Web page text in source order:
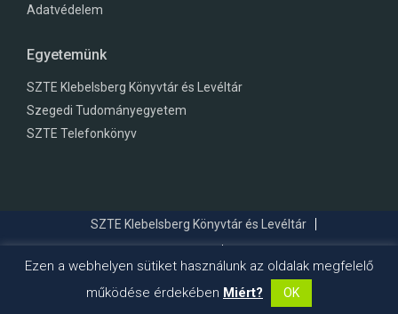
Adatvédelem
Egyetemünk
SZTE Klebelsberg Könyvtár és Levéltár
Szegedi Tudományegyetem
SZTE Telefonkönyv
SZTE Klebelsberg Könyvtár és Levéltár
Szegedi Tudományegyetem Klebelsberg Könyvtár és Levéltár
Ezen a webhelyen sütiket használunk az oldalak megfelelő
működése érdekében Miért? OK